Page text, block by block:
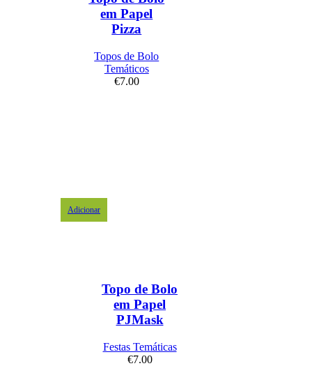
em Papel
Pizza
Topos de Bolo
Temáticos
€7.00
Adicionar
Topo de Bolo
em Papel
PJMask
Festas Temáticas
€7.00